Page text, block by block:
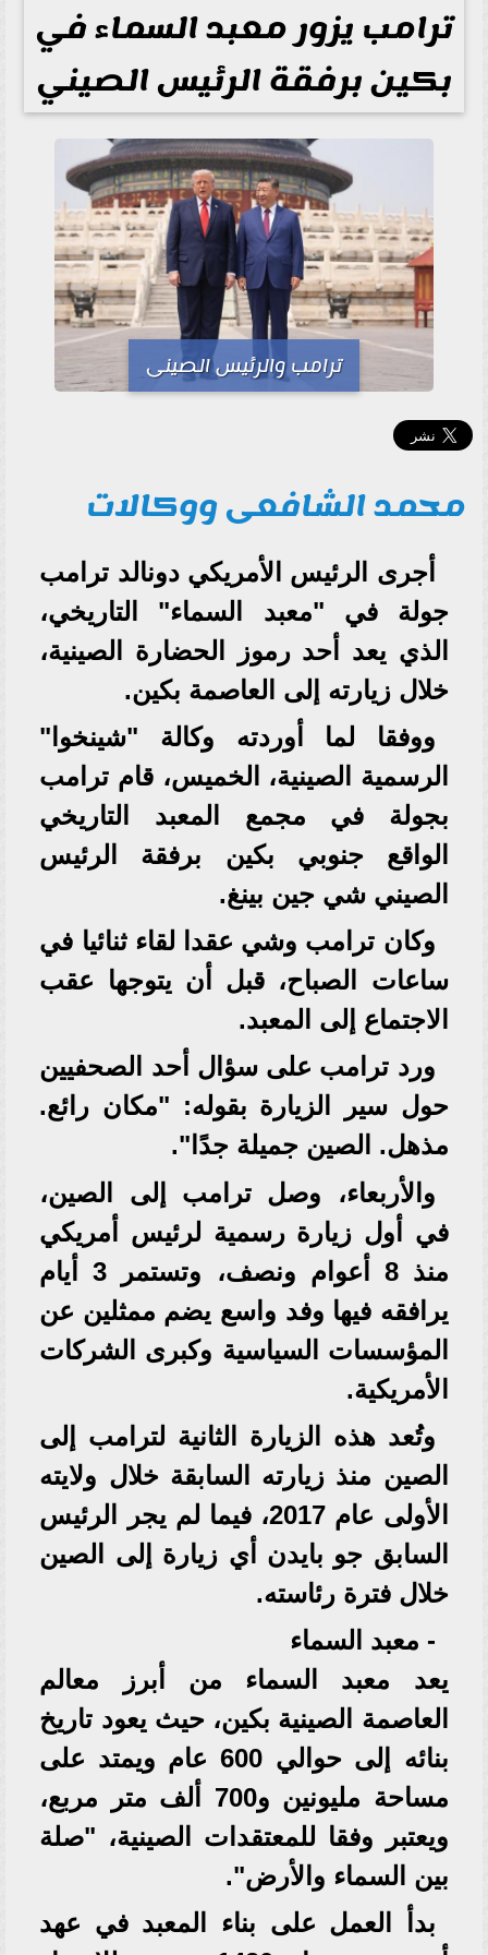
ترامب يزور معبد السماء في
بكين برفقة الرئيس الصيني
ترامب والرئيس الصينى
محمد الشافعى ووكالات
أجرى الرئيس الأمريكي دونالد ترامب
جولة في "معبد السماء" التاريخي،
الذي يعد أحد رموز الحضارة الصينية،
خلال زيارته إلى العاصمة بكين.
ووفقا لما أوردته وكالة "شينخوا"
الرسمية الصينية، الخميس، قام ترامب
بجولة في مجمع المعبد التاريخي
الواقع جنوبي بكين برفقة الرئيس
الصيني شي جين بينغ.
وكان ترامب وشي عقدا لقاء ثنائيا في
ساعات الصباح، قبل أن يتوجها عقب
الاجتماع إلى المعبد.
ورد ترامب على سؤال أحد الصحفيين
حول سير الزيارة بقوله: "مكان رائع.
مذهل. الصين جميلة جدًا".
والأربعاء، وصل ترامب إلى الصين،
في أول زيارة رسمية لرئيس أمريكي
منذ 8 أعوام ونصف، وتستمر 3 أيام
يرافقه فيها وفد واسع يضم ممثلين عن
المؤسسات السياسية وكبرى الشركات
الأمريكية.
وتُعد هذه الزيارة الثانية لترامب إلى
الصين منذ زيارته السابقة خلال ولايته
الأولى عام 2017، فيما لم يجر الرئيس
السابق جو بايدن أي زيارة إلى الصين
خلال فترة رئاسته.
- معبد السماء
يعد معبد السماء من أبرز معالم
العاصمة الصينية بكين، حيث يعود تاريخ
بنائه إلى حوالي 600 عام ويمتد على
مساحة مليونين و700 ألف متر مربع،
ويعتبر وفقا للمعتقدات الصينية، "صلة
بين السماء والأرض".
بدأ العمل على بناء المعبد في عهد